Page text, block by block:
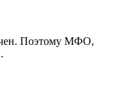
Поэтому МФО,